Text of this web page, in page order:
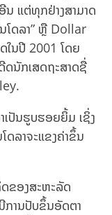
ນ ແຕ່ທຸກຢ່າງສາມາດ
ໂດລາ” ຫຼື Dollar
ໃນປີ 2001 ໂດຍ
ດນັກເສດຖະສາດຊື່
ປັນຮູບຮອຍຍິ້ມ ເຊິ່ງ
ດລາຈະແຂງຄ່າຂຶ້ນ
ຂອງສະຫະລັດ
ການປັບຂຶ້ນອັດຕາ